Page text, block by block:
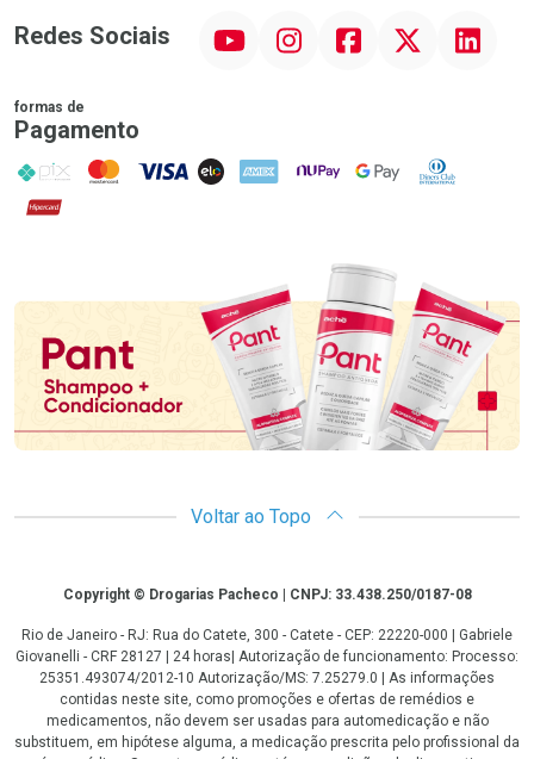
Redes Sociais InstagramFacebook Linkedin
formas de
Pagamento
PIX MasterCard
VISA ELO AMEX NuPay Google PayDiners Club
Hipercard
Promoção em Destaque
Voltar ao Topo
CopyrightCopyright © Drogarias Pacheco | CNPJ: 33.438.250/0187-08
Rio de Janeiro - RJ: Rua do Catete, 300 - Catete - CEP: 22220-000 | Gabriele
Giovanelli - CRF 28127 | 24 horas| Autorização de funcionamento: Processo:
25351.493074/2012-10 Autorização/MS: 7.25279.0 | As informações
contidas neste site, como promoções e ofertas de remédios e
medicamentos, não devem ser usadas para automedicação e não
substituem, em hipótese alguma, a medicação prescrita pelo profissional da